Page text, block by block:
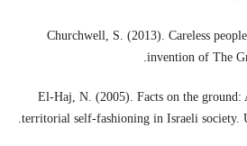
Churchwell, S. (2013). Careless
invention of The
El-Haj, N. (2005). Facts on the ground:
territorial self-fashioning in Israeli society.